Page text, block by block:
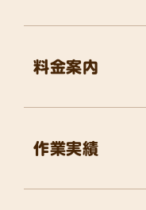
料金案内
作業実績